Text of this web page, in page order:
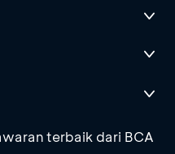
terbaik dari BCA